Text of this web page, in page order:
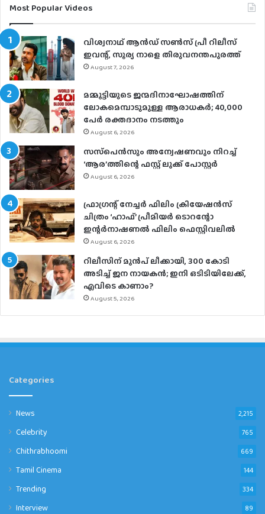
Most Popular Videos
വിശ്വനാഥ് ആന്‍ഡ് സണ്‍സ് പ്രീ റിലീസ്
ഇവന്റ്, സൂര്യ നാളെ തിരുവനന്തപുരത്ത്
August 7, 2026
മമ്മൂട്ടിയുടെ ജന്മദിനാഘോഷത്തിന്
ലോകമെമ്പാടുമുള്ള ആരാധകര്‍; 40,000
പേര്‍ രക്തദാനം നടത്തും
August 6, 2026
സസ്‌പെന്‍സും അന്വേഷണവും നിറച്ച്
‘ആര’ത്തിന്റെ ഫസ്റ്റ് ലുക്ക് പോസ്റ്റര്‍
August 6, 2026
ഫ്രാഗ്രന്റ് നേച്ചര്‍ ഫിലിം ക്രിയേഷന്‍സ്
ചിത്രം ‘ഹാഫ്’ പ്രീമിയര്‍ ടൊറന്റോ
ഇന്റര്‍നാഷണല്‍ ഫിലിം ഫെസ്റ്റിവലില്‍
August 6, 2026
റിലീസിന് മുൻപ് ലീക്കായി, 300 കോടി
അടിച്ച് ജന നായകൻ; ഇനി ഒടിടിയിലേക്ക്,
എവിടെ കാണാം?
August 5, 2026
Categories
News 2,215
Celebrity 765
Chithrabhoomi 669
Tamil Cinema 144
Trending 334
Interview 89